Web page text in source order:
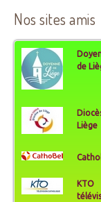
Nos sites amis
de
Liège
KTO